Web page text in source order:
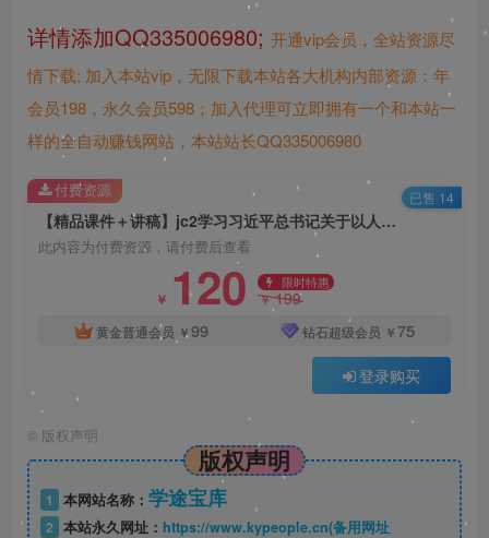
详情添加QQ335006980; 开通vip会员，全站资源尽
情下载; 加入本站vip，无限下载本站各大机构内部资源：年
会员198，永久会员598；加入代理可立即拥有一个和本站一
样的全自动赚钱网站，本站站长QQ335006980
【精品课件＋讲稿】jc2学习习近平总书记关于以人民为中心的重要论述
此内容为付费资源，请付费后查看
￥ 120 限时特惠
￥199
黄金普通会员 ￥99 钻石超级会员 ￥75
登录购买
付费资源 已售 14
© 版权声明
版权声明
1 本网站名称： 学途宝库
2 本站永久网址： https://www.kypeople.cn(备用网址